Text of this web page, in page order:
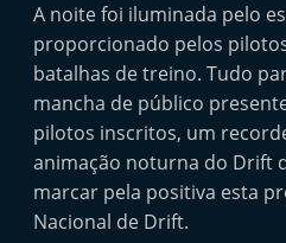
t
A
t
o
m
A noite foi iluminada pelo
proporcionado pelos
batalhas de treino. Tudo
mancha de público
pilotos inscritos, um
animação noturna do Drift
marcar pela positiva esta
Nacional de Drift.